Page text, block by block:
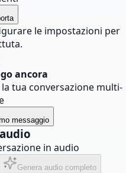
le impostazioni per
ancora
tua conversazione multi-
messaggio
in audio
Genera audio completo